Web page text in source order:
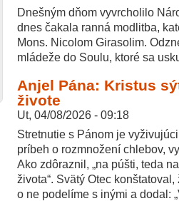
Dnešným dňom vyvrcholilo
dnes čakala ranná modlitba,
Mons. Nicolom Girasolim.
mládeže do Soulu, ktoré sa
Anjel Pána: Kristus
živote
Ut, 04/08/2026 - 09:18
Stretnutie s Pánom je
príbeh o rozmnožení chlebov,
Ako zdôraznil, „na púšti, teda
života“. Svätý Otec
o ne podelíme s inými a dodal: